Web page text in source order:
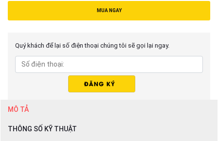
MUA NGAY
Quý khách để lại số điện thoại chúng tôi sẽ gọi lại ngay.
MÔ TẢ
THÔNG SỐ KỸ THUẬT